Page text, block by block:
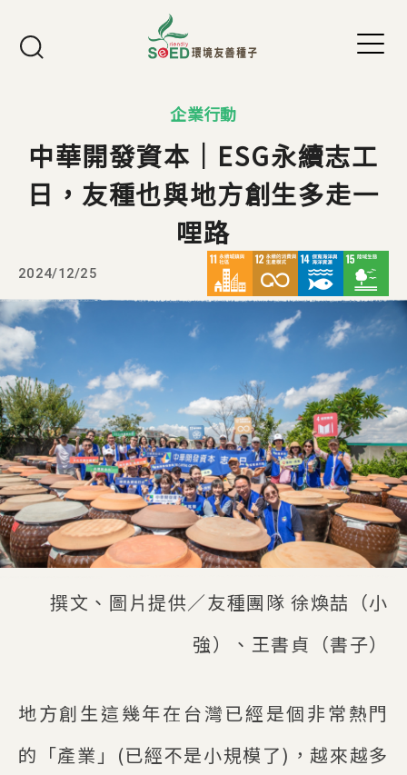
Jump to Navigation
Jump to Main content
企業行動
中華開發資本｜ESG永續志工
日，友種也與地方創生多走一
哩路
2024/12/25
撰文、圖片提供／友種團隊 徐煥喆（小
強）、王書貞（書子）
地方創生這幾年在台灣已經是個非常熱門
的「產業」(已經不是小規模了)，越來越多